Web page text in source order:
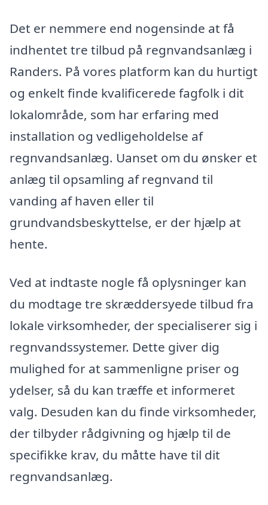
Det er nemmere end nogensinde at få
indhentet tre tilbud på regnvandsanlæg i
Randers. På vores platform kan du hurtigt
og enkelt finde kvalificerede fagfolk i dit
lokalområde, som har erfaring med
installation og vedligeholdelse af
regnvandsanlæg. Uanset om du ønsker et
anlæg til opsamling af regnvand til
vanding af haven eller til
grundvandsbeskyttelse, er der hjælp at
hente.
Ved at indtaste nogle få oplysninger kan
du modtage tre skræddersyede tilbud fra
lokale virksomheder, der specialiserer sig i
regnvandssystemer. Dette giver dig
mulighed for at sammenligne priser og
ydelser, så du kan træffe et informeret
valg. Desuden kan du finde virksomheder,
der tilbyder rådgivning og hjælp til de
specifikke krav, du måtte have til dit
regnvandsanlæg.